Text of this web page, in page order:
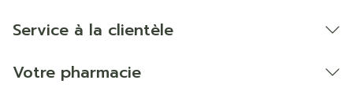
Service à la clientèle
Votre pharmacie